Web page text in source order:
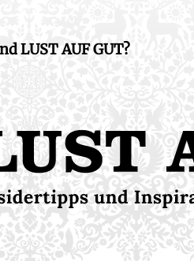
LUST AUF GUT?